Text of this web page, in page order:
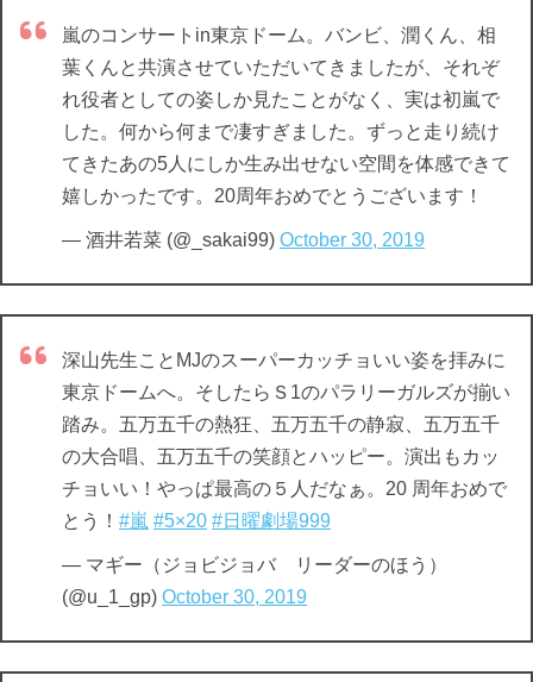
嵐のコンサートin東京ドーム。バンビ、潤くん、相
葉くんと共演させていただいてきましたが、それぞ
れ役者としての姿しか見たことがなく、実は初嵐で
した。何から何まで凄すぎました。ずっと走り続け
てきたあの5人にしか生み出せない空間を体感できて
嬉しかったです。20周年おめでとうございます！
— 酒井若菜 (@_sakai99) October 30, 2019
深山先生ことMJのスーパーカッチョいい姿を拝みに
東京ドームへ。そしたらＳ1のパラリーガルズが揃い
踏み。五万五千の熱狂、五万五千の静寂、五万五千
の大合唱、五万五千の笑顔とハッピー。演出もカッ
チョいい！やっぱ最高の５人だなぁ。20 周年おめで
とう！ #嵐 #5×20 #日曜劇場999
— マギー（ジョビジョバ リーダーのほう）
(@u_1_gp) October 30, 2019